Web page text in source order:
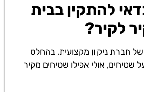
להתקין בבית
לקיר?
חברת ניקיון מקצועית, בהחלט
שטיחים, אולי אפילו שטיחים מקיר